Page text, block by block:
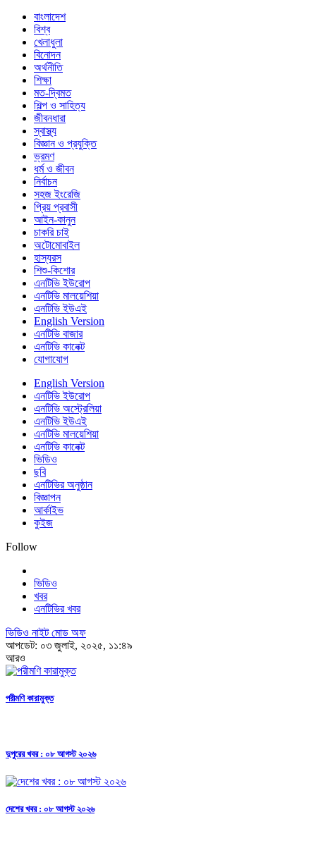
বাংলাদেশ
বিশ্ব
খেলাধুলা
বিনোদন
অর্থনীতি
শিক্ষা
মত-দ্বিমত
শিল্প ও সাহিত্য
জীবনধারা
স্বাস্থ্য
বিজ্ঞান ও প্রযুক্তি
ভ্রমণ
ধর্ম ও জীবন
নির্বাচন
সহজ ইংরেজি
প্রিয় প্রবাসী
আইন-কানুন
চাকরি চাই
অটোমোবাইল
হাস্যরস
শিশু-কিশোর
এনটিভি ইউরোপ
এনটিভি মালয়েশিয়া
এনটিভি ইউএই
English Version
এনটিভি বাজার
এনটিভি কানেক্ট
যোগাযোগ
English Version
এনটিভি ইউরোপ
এনটিভি অস্ট্রেলিয়া
এনটিভি ইউএই
এনটিভি মালয়েশিয়া
এনটিভি কানেক্ট
ভিডিও
ছবি
এনটিভির অনুষ্ঠান
বিজ্ঞাপন
আর্কাইভ
কুইজ
Follow
ভিডিও
খবর
এনটিভির খবর
ভিডিও নাইট মোড অফ
আপডেট: ০৩ জুলাই, ২০২৫, ১১:৪৯
আরও
পরীমণি কারামুক্ত
দুপুরের খবর : ০৮ আগস্ট ২০২৬
দেশের খবর : ০৮ আগস্ট ২০২৬